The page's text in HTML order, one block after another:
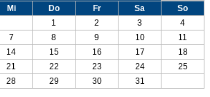
Mi Do Fr Sa
So
1
2 3
4
7 8 9 10
11
14 15 16 17
18
21 22 23 24
25
28 29 30 31